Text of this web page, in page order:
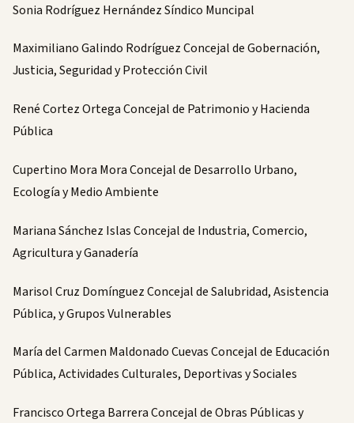
Sonia Rodríguez Hernández Síndico Muncipal
Maximiliano Galindo Rodríguez Concejal de Gobernación,
Justicia, Seguridad y Protección Civil
René Cortez Ortega Concejal de Patrimonio y Hacienda
Pública
Cupertino Mora Mora Concejal de Desarrollo Urbano,
Ecología y Medio Ambiente
Mariana Sánchez Islas Concejal de Industria, Comercio,
Agricultura y Ganadería
Marisol Cruz Domínguez Concejal de Salubridad, Asistencia
Pública, y Grupos Vulnerables
María del Carmen Maldonado Cuevas Concejal de Educación
Pública, Actividades Culturales, Deportivas y Sociales
Francisco Ortega Barrera Concejal de Obras Públicas y